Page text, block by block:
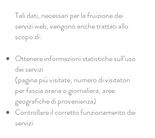
Tali dati, necessari per la fruizione dei
servizi web, vengono anche trattati allo
scopo di:
Ottenere informazioni statistiche sull’uso
dei servizi
(pagine più visitate, numero di visitatori
per fascia oraria o giornaliera, aree
geografiche di provenienza)
Controllare il corretto funzionamento dei
servizi